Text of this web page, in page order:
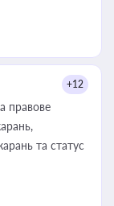
+12
правове
та статус